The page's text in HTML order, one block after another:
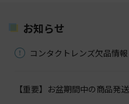
お知らせ
コンタクトレンズ欠品情報
【重要】お盆期間中の商品発